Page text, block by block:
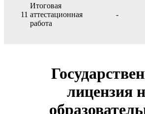
11
Итоговая
аттестационная
работа
-
лицензия